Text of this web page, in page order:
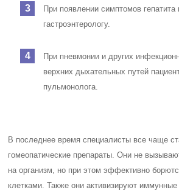
При появлении симптомов гепатита
гастроэнтерологу.
При пневмонии и других
верхних дыхательных путей
пульмонолога.
В последнее время специалисты все чаще
гомеопатические препараты. Они не
на организм, но при этом эффективно
клетками. Также они активизируют